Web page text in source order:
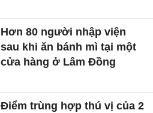
Hơn 80 người nhập viện
sau khi ăn bánh mì tại một
cửa hàng ở Lâm Đồng
Điểm trùng hợp thú vị của 2